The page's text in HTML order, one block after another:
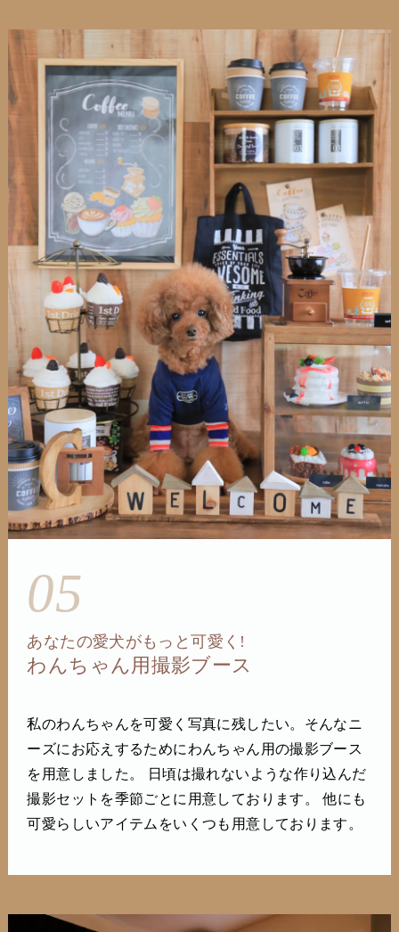
05
あなたの愛犬がもっと可愛く!
わんちゃん用撮影ブース
私のわんちゃんを可愛く写真に残したい。そんなニ
ーズにお応えするためにわんちゃん用の撮影ブース
を用意しました。 日頃は撮れないような作り込んだ
撮影セットを季節ごとに用意しております。 他にも
可愛らしいアイテムをいくつも用意しております。